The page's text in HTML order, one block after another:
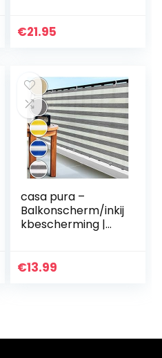
bamboebuis,
€21.95
casa pura –
Balkonscherm/inkij
kbescherming |
weerbestendig en
€13.99